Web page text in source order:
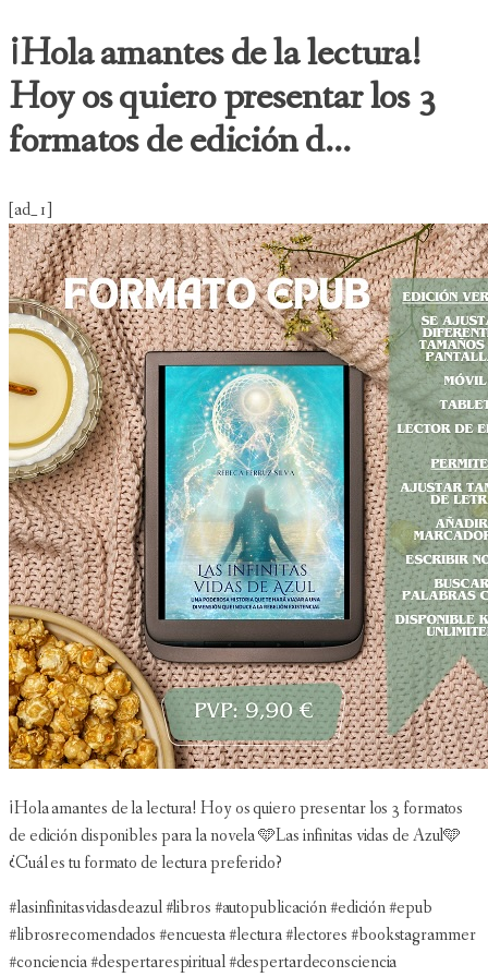
¡Hola amantes de la lectura!
Hoy os quiero presentar los 3
formatos de edición d...
[ad_1]
¡Hola amantes de la lectura! Hoy os quiero presentar los 3 formatos
de edición disponibles para la novela 🩵Las infinitas vidas de Azul🩵
¿Cuál es tu formato de lectura preferido?
#lasinfinitasvidasdeazul #libros #autopublicación #edición #epub
#librosrecomendados #encuesta #lectura #lectores #bookstagrammer
#conciencia #despertarespiritual #despertardeconsciencia